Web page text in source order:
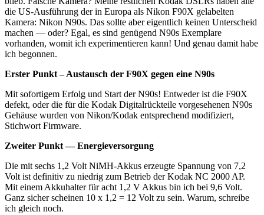
die US-Ausführung der in Europa als Nikon F90X gelabelten
Kamera: Nikon N90s. Das sollte aber eigentlich keinen Unterscheid
machen — oder? Egal, es sind genügend N90s Exemplare
vorhanden, womit ich experimentieren kann! Und genau damit habe
ich begonnen.
Erster Punkt – Austausch der F90X gegen eine N90s
Mit sofortigem Erfolg und Start der N90s! Entweder ist die F90X
defekt, oder die für die Kodak Digitalrückteile vorgesehenen N90s
Gehäuse wurden von Nikon/Kodak entsprechend modifiziert,
Stichwort Firmware.
Zweiter Punkt — Energieversorgung
Die mit sechs 1,2 Volt NiMH-Akkus erzeugte Spannung von 7,2
Volt ist definitiv zu niedrig zum Betrieb der Kodak NC 2000 AP.
Mit einem Akkuhalter für acht 1,2 V Akkus bin ich bei 9,6 Volt.
Ganz sicher scheinen 10 x 1,2 = 12 Volt zu sein. Warum, schreibe
ich gleich noch.